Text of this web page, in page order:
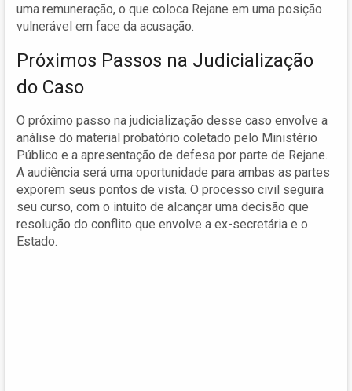
uma remuneração, o que coloca Rejane em uma posição
vulnerável em face da acusação.
Próximos Passos na Judicialização
do Caso
O próximo passo na judicialização desse caso envolve a
análise do material probatório coletado pelo Ministério
Público e a apresentação de defesa por parte de Rejane.
A audiência será uma oportunidade para ambas as partes
exporem seus pontos de vista. O processo civil seguira
seu curso, com o intuito de alcançar uma decisão que
resolução do conflito que envolve a ex-secretária e o
Estado.